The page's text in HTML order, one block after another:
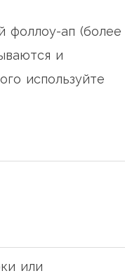
фоллоу-ап (более
и
используйте
или